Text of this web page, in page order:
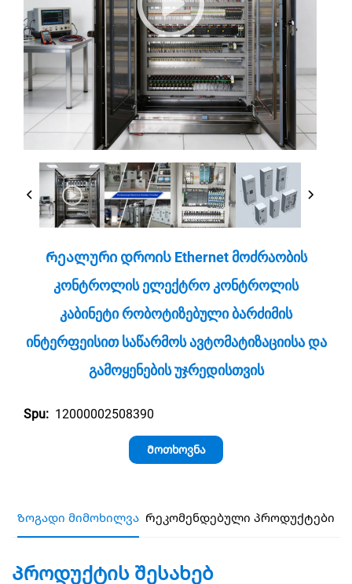
Რეალური Დროის Ethernet Მოძრაობის
Კონტროლის Ელექტრო Კონტროლის
Კაბინეტი Რობოტიზებული Ბარძიმის
Ინტერფეისით Საწარმოს Ავტომატიზაციისა Და
Გამოყენების Უჯრედისთვის
Spu: 12000002508390
Მოთხოვნა
Ზოგადი მიმოხილვა Რეკომენდებული პროდუქტები
Პროდუქტის შესახებ